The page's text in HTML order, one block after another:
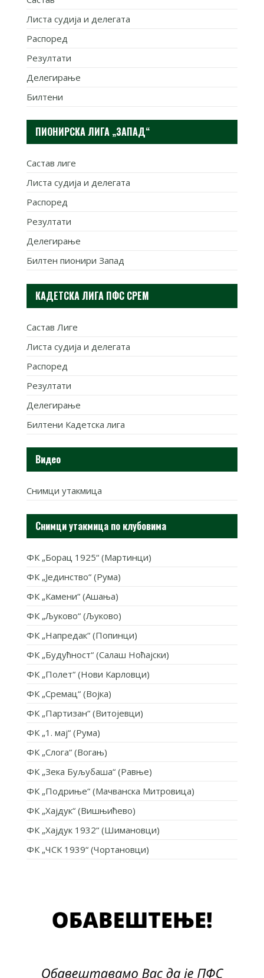
Листа судија и делегата
Распоред
Резултати
Делегирање
Билтени
ПИОНИРСКА ЛИГА „ЗАПАД“
Састав лиге
Листа судија и делегата
Распоред
Резултати
Делегирање
Билтен пионири Запад
КАДЕТСКА ЛИГА ПФС СРЕМ
Састав Лиге
Листа судија и делегата
Распоред
Резултати
Делегирање
Билтени Кадетска лига
Видео
Снимци утакмица
Снимци утакмица по клубовима
ФК „Борац 1925“ (Мартинци)
ФК „Јединство“ (Рума)
ФК „Камени“ (Ашања)
ФК „Љуково“ (Љуково)
ФК „Напредак“ (Попинци)
ФК „Будућност“ (Салаш Ноћајски)
ФК „Полет“ (Нови Карловци)
ФК „Сремац“ (Војка)
ФК „Партизан“ (Витојевци)
ФК „1. мај“ (Рума)
ФК „Слога“ (Вогањ)
ФК „Зека Буљубаша“ (Равње)
ФК „Подриње“ (Мачванска Митровица)
ФК „Хајдук“ (Вишњићево)
ФК „Хајдук 1932“ (Шимановци)
ФК „ЧСК 1939“ (Чортановци)